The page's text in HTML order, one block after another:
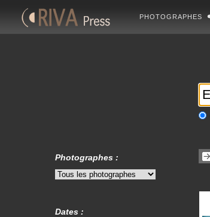
PHOTOGRAPHES
Photographes :
Dates :